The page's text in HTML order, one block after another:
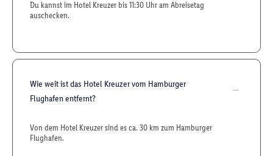
Du kannst im Hotel Kreuzer bis 11:30 Uhr am Abreisetag
auschecken.
Wie weit ist das Hotel Kreuzer vom Hamburger
Flughafen entfernt?
Von dem Hotel Kreuzer sind es ca. 30 km zum Hamburger
Flughafen.